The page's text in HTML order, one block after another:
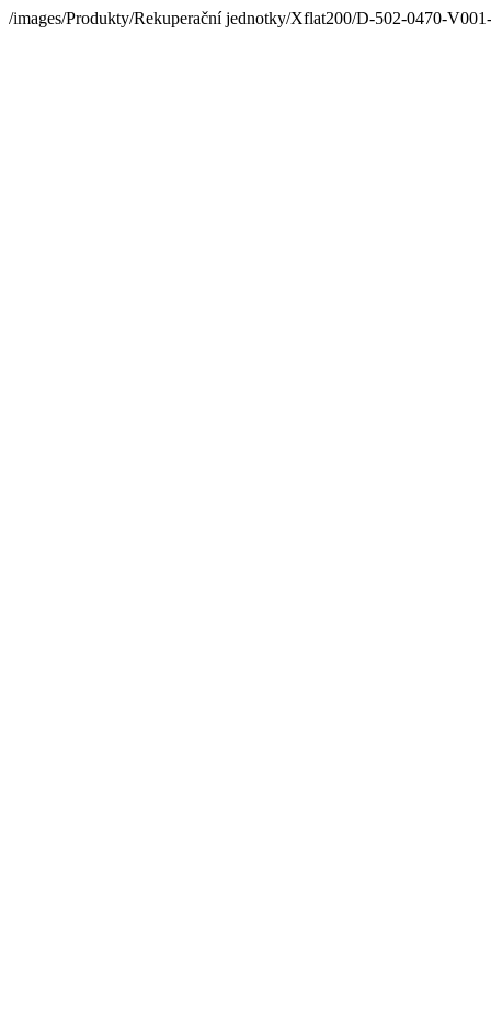
/images/Produkty/Rekuperační jednotky/Xflat200/D-502-0470-